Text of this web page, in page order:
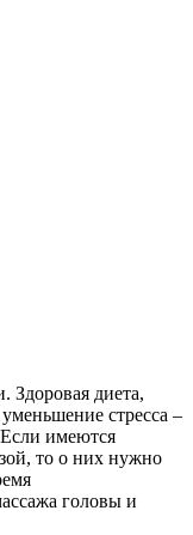
Здоровая диета,
стресса –
Если имеются
то о них нужно
головы и